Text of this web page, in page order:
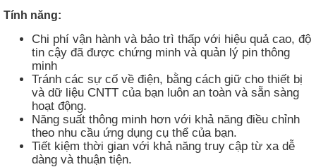
Tính năng:
Chi phí vận hành và bảo trì thấp với hiệu quả cao, độ
tin cậy đã được chứng minh và quản lý pin thông
minh
Tránh các sự cố về điện, bằng cách giữ cho thiết bị
và dữ liệu CNTT của bạn luôn an toàn và sẵn sàng
hoạt động.
Năng suất thông minh hơn với khả năng điều chỉnh
theo nhu cầu ứng dụng cụ thể của bạn.
Tiết kiệm thời gian với khả năng truy cập từ xa dễ
dàng và thuận tiện.